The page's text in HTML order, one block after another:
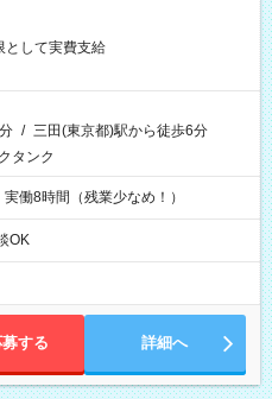
として実費支給
/ 三田(東京都)駅から徒歩6分
タンク
働8時間（残業少なめ！）
OK
募する 詳細へ